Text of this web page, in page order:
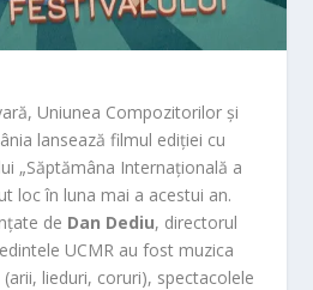
Uniunea Compozitorilor și
lansează filmul ediției cu
„Săptămâna Internațională a
loc în luna mai a acestui an.
de Dan Dediu, directorul
UCMR au fost muzica
lieduri, coruri), spectacolele